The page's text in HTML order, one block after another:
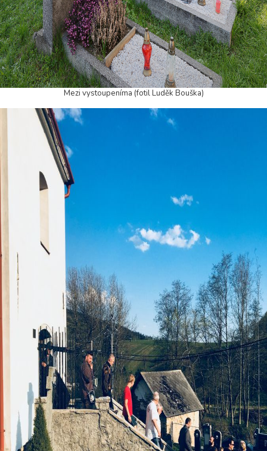
Mezi vystoupeníma (fotil Luděk Bouška)